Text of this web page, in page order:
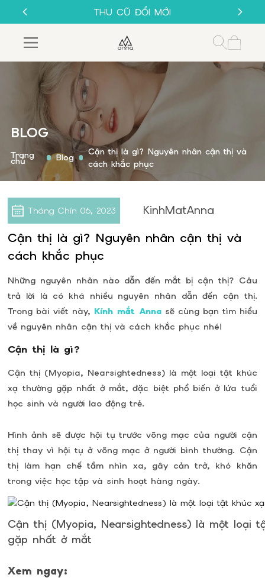
THU CŨ ĐỔI MỚI
GỌNG KÍNH 1K
MUA 1 TẶNG 1
SALE 50%
THU CŨ ĐỔI MỚI
GỌNG KÍNH 1K
BLOG
Trang
chủ Blog
Cận thị là gì? Nguyên nhân cận thị và
cách khắc phục
Tháng Chín 06, 2023 KinhMatAnna
Cận thị là gì? Nguyên nhân cận thị và
cách khắc phục
Những nguyên nhân nào dẫn đến mắt bị cận thị? Câu
trả lời là có khá nhiều nguyên nhân dẫn đến cận thị.
Trong bài viết này, Kính mắt Annasẽ cùng bạn tìm hiểu
về nguyên nhân cận thị và cách khắc phục nhé!
Cận thị là gì?
Cận thị (Myopia, Nearsightedness) là một loại tật khúc
xạ thường gặp nhất ở mắt, đặc biệt phổ biến ở lứa tuổi
học sinh và người lao động trẻ.
Hình ảnh sẽ được hội tụ trước võng mạc của người cận
thị thay vì hội tụ ở võng mạc ở người bình thường. Cận
thị làm hạn chế tầm nhìn xa, gây cản trở, khó khăn
trong việc học tập và sinh hoạt hàng ngày.
Cận thị (Myopia, Nearsightedness) là một loại
gặp nhất ở mắt
Xem ngay: